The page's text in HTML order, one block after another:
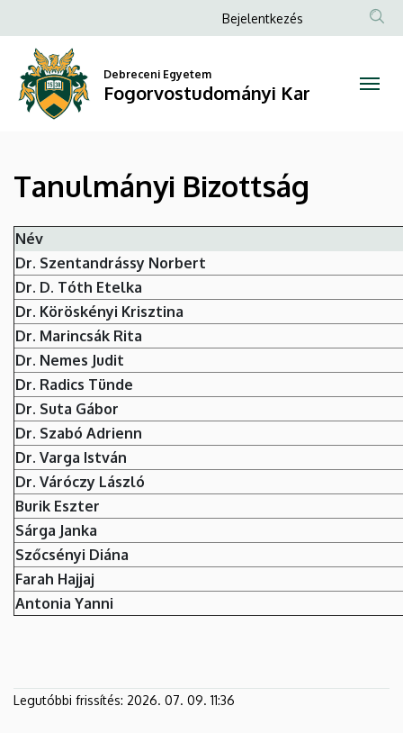
Bizottság
Fogorvostudományi
a
tartalomra
Anonim
menüje
Bejelentkezés
Debreceni Egyetem
Fogorvostudományi Kar
Tanulmányi Bizottság
Név
Dr. Szentandrássy Norbert
Dr. D. Tóth Etelka
Dr. Köröskényi Krisztina
Dr. Marincsák Rita
Dr. Nemes Judit
Dr. Radics Tünde
Dr. Suta Gábor
Dr. Szabó Adrienn
Dr. Varga István
Dr. Váróczy László
Burik Eszter
Sárga Janka
Szőcsényi Diána
Farah Hajjaj
Antonia Yanni
Legutóbbi frissítés: 2026. 07. 09. 11:36